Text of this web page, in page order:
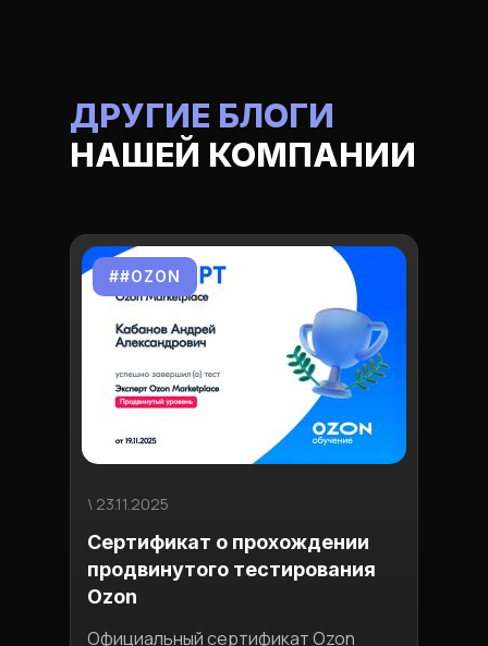
ДРУГИЕ БЛОГИ
НАШЕЙ КОМПАНИИ
##OZON
\ 23.11.2025
Сертификат о прохождении
продвинутого тестирования
Ozon
Официальный сертификат Ozon